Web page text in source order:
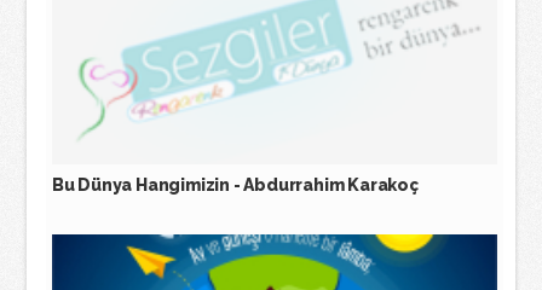
Bu Dünya Hangimizin - Abdurrahim Karakoç